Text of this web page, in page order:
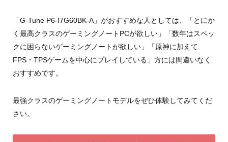
「G-Tune P6-I7G60BK-A」がおすすめな人としては、「とにか
く最高クラスのゲーミングノートPCが欲しい」「数年はスペッ
クに困らないゲーミングノートが欲しい」「原神に加えて
FPS・TPSゲームを中心にプレイしている」方には間違いなく
おすすめです。
最強クラスのゲーミングノートモデルをぜひ体験してみてくだ
さい。